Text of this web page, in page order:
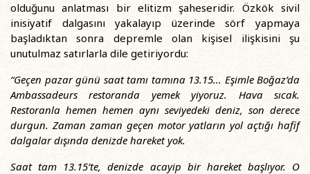
olduğunu anlatması bir elitizm şaheseridir. Özkök sivil
inisiyatif dalgasını yakalayıp üzerinde sörf yapmaya
başladıktan sonra depremle olan kişisel ilişkisini şu
unutulmaz satırlarla dile getiriyordu:
“Geçen pazar günü saat tamı tamına 13.15... Eşimle Boğaz’da
Ambassadeurs restoranda yemek yiyoruz. Hava sıcak.
Restoranla hemen hemen aynı seviyedeki deniz, son derece
durgun. Zaman zaman geçen motor yatların yol açtığı hafif
dalgalar dışında denizde hareket yok.
Saat tam 13.15’te, denizde acayip bir hareket başlıyor. O